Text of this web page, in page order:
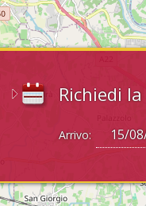
Richiedi la
Arrivo: